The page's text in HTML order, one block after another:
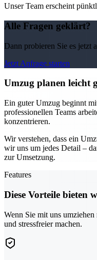
Unser Team erscheint
Alle Fragen geklärt?
Dann probieren Sie es jetzt
Jetzt Anfrage starten
Umzug planen leicht
Ein guter Umzug beginnt
professionellen Teams
konzentrieren.
Wir verstehen, dass ein
wir uns um jedes Detail –
zur Umsetzung.
Features
Diese Vorteile bieten
Wenn Sie mit uns
und stressfreier machen.